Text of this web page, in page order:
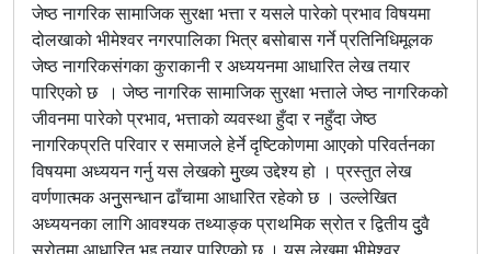
जेष्ठ नागरिक सामाजिक सुरक्षा भत्ता र यसले पारेको प्रभाव विषयमा
दोलखाको भीमेश्वर नगरपालिका भित्र बसोबास गर्ने प्रतिनिधिमूलक
जेष्ठ नागरिकसंगका कुराकानी र अध्ययनमा आधारित लेख तयार
पारिएको छ । जेष्ठ नागरिक सामाजिक सुरक्षा भत्ताले जेष्ठ नागरिकको
जीवनमा पारेको प्रभाव, भत्ताको व्यवस्था हुँदा र नहुँदा जेष्ठ
नागरिकप्रति परिवार र समाजले हेर्ने दृष्टिकोणमा आएको परिवर्तनका
विषयमा अध्ययन गर्नु यस लेखको मुुख्य उद्देश्य हो । प्रस्तुत लेख
वर्णणात्मक अनुुसन्धान ढाँचामा आधारित रहेको छ । उल्लेखित
अध्ययनका लागि आवश्यक तथ्याङ्क प्राथमिक स्रोत र द्वितीय दुुवै